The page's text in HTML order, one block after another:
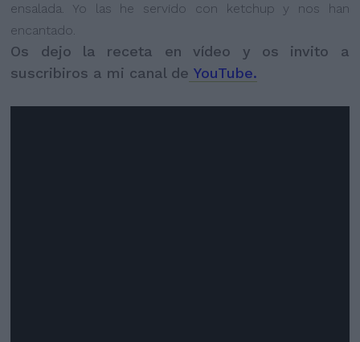
ensalada. Yo las he servido con ketchup y nos han
encantado.
Os dejo la receta en vídeo y os invito a
suscribiros a mi canal de YouTube.